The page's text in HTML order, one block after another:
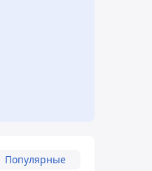
Популярные